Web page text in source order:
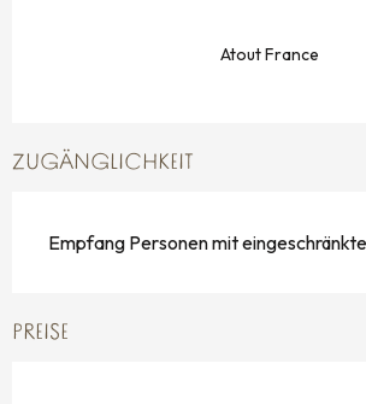
Atout France
ZUGÄNGLICHKEIT
Empfang Personen mit
PREISE